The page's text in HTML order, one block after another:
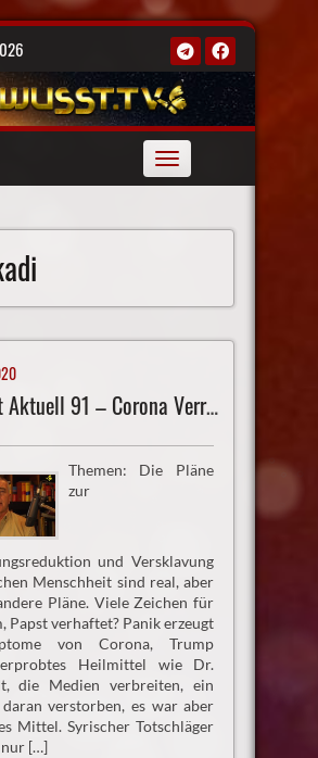
Toggle
navigation
Bewußt Aktuell 91 – Corona Verrücktheiten
Themen: Die Pläne
zur
und Versklavung
Menschheit sind real, aber
Pläne. Viele Zeichen für
Papst verhaftet? Panik erzeugt
von Corona, Trump
Heilmittel wie Dr.
die Medien verbreiten, ein
verstorben, es war aber
Mittel. Syrischer Totschläger
[…]